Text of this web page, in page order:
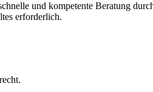
und kompetente Beratung
erforderlich.